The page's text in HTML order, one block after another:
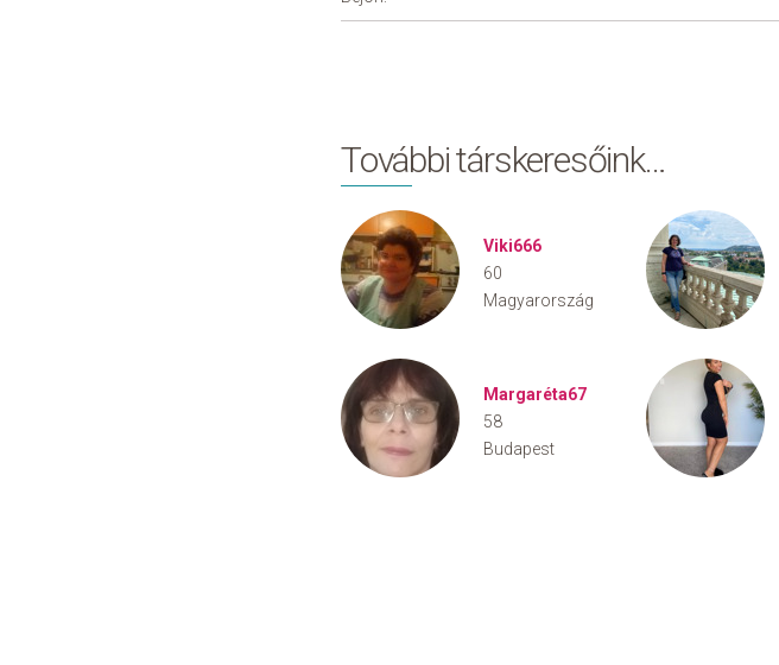
További társkeresőink…
Viki666
60
Magyarország
Margaréta67
58
Budapest